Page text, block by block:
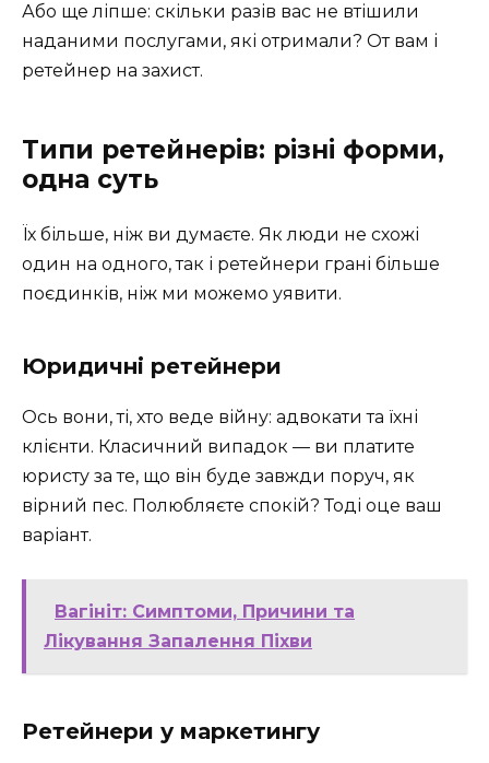
Або ще ліпше: скільки разів вас не втішили
наданими послугами, які отримали? От вам і
ретейнер на захист.
Типи ретейнерів: різні форми,
одна суть
Їх більше, ніж ви думаєте. Як люди не схожі
один на одного, так і ретейнери грані більше
поєдинків, ніж ми можемо уявити.
Юридичні ретейнери
Ось вони, ті, хто веде війну: адвокати та їхні
клієнти. Класичний випадок — ви платите
юристу за те, що він буде завжди поруч, як
вірний пес. Полюбляєте спокій? Тоді оце ваш
варіант.
Вагініт: Симптоми, Причини та
Лікування Запалення Піхви
Ретейнери у маркетингу